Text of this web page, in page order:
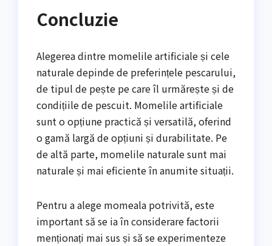
Concluzie
Alegerea dintre momelile artificiale și cele
naturale depinde de preferințele pescarului,
de tipul de pește pe care îl urmărește și de
condițiile de pescuit. Momelile artificiale
sunt o opțiune practică și versatilă, oferind
o gamă largă de opțiuni și durabilitate. Pe
de altă parte, momelile naturale sunt mai
naturale și mai eficiente în anumite situații.
Pentru a alege momeala potrivită, este
important să se ia în considerare factorii
menționați mai sus și să se experimenteze